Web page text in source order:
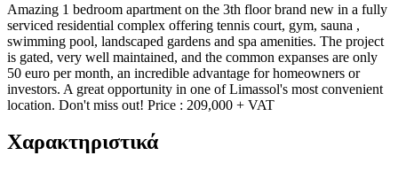
Amazing 1 bedroom apartment on the 3th floor brand new in a fully
serviced residential complex offering tennis court, gym, sauna ,
swimming pool, landscaped gardens and spa amenities. The project
is gated, very well maintained, and the common expanses are only
50 euro per month, an incredible advantage for homeowners or
investors. A great opportunity in one of Limassol's most convenient
location. Don't miss out! Price : 209,000 + VAT
Χαρακτηριστικά